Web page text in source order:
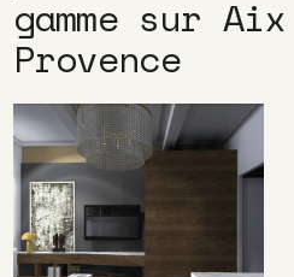
gamme sur
Provence